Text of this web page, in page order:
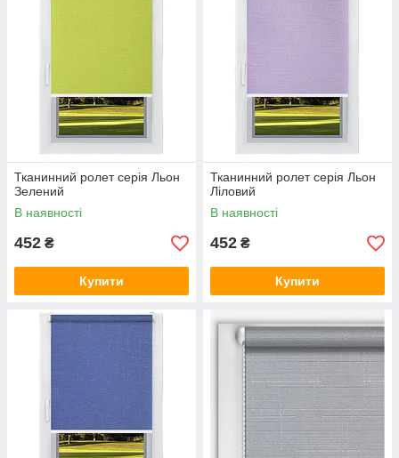
Тканинний ролет серія Льон
Зелений
В наявності
452 ₴
Купити
Тканинний ролет серія Льон
Ліловий
В наявності
452 ₴
Купити